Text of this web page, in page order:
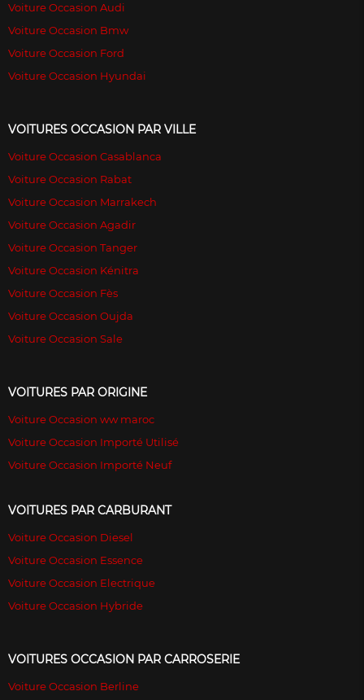
Voiture Occasion Audi
Voiture Occasion Bmw
Voiture Occasion Ford
Voiture Occasion Hyundai
VOITURES OCCASION PAR VILLE
Voiture Occasion Casablanca
Voiture Occasion Rabat
Voiture Occasion Marrakech
Voiture Occasion Agadir
Voiture Occasion Tanger
Voiture Occasion Kénitra
Voiture Occasion Fès
Voiture Occasion Oujda
Voiture Occasion Sale
VOITURES PAR ORIGINE
Voiture Occasion ww maroc
Voiture Occasion Importé Utilisé
Voiture Occasion Importé Neuf
VOITURES PAR CARBURANT
Voiture Occasion Diesel
Voiture Occasion Essence
Voiture Occasion Electrique
Voiture Occasion Hybride
VOITURES OCCASION PAR CARROSERIE
Voiture Occasion Berline